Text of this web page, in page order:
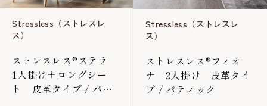
Stressless（ストレスレ
ス）
ストレスレス®ステラ
1人掛け＋ロングシー
ト 皮革タイプ / パロ
Stressless（ストレスレ
ス）
ストレスレス®フィオ
ナ 2人掛け 皮革タイ
プ / パティック